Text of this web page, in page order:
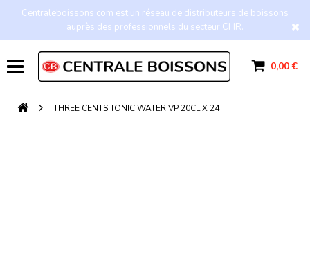
Centraleboissons.com est un réseau de distributeurs de boissons
auprès des professionnels du secteur CHR.
0,00 €
THREE CENTS TONIC WATER VP 20CL X 24